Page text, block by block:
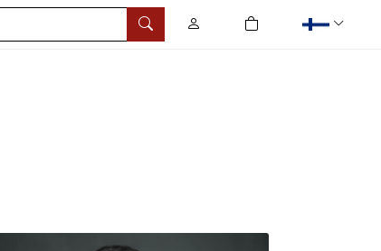
Hae
0
tuotetta ostoskorissa